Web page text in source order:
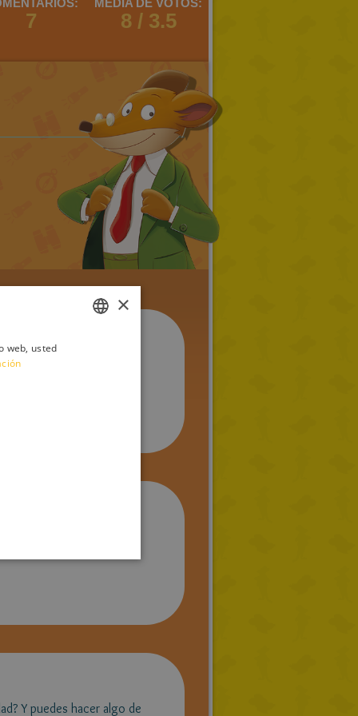
7
MEDIA DE VOTOS:
8 / 3.5
Y puedes hacer algo de
TURKISH
×
web, usted